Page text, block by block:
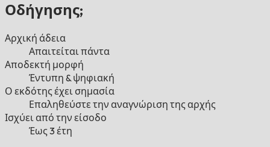
Οδήγησης;
Αρχική άδεια
Απαιτείται πάντα
Αποδεκτή μορφή
Έντυπη & ψηφιακή
Ο εκδότης έχει σημασία
Επαληθεύστε την αναγνώριση της αρχής
Ισχύει από την είσοδο
Έως 3 έτη